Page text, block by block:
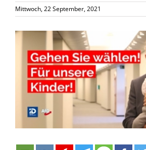
Mittwoch, 22 September, 2021
Zeige
grösseres
Bild